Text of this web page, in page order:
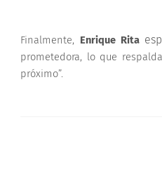
Finalmente, Enrique Rita
prometedora, lo que
próximo”.